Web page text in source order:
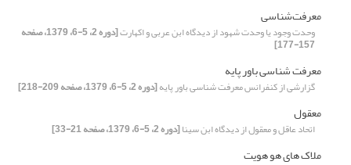
معرفت‌شناسی
وحدت وجود یا وحدت شهود از دیدگاه ابن عربی و اکهارت [دوره 2، 5-6، 1379، صفحه
157-177]
معرفت شناسی باور پایه
گزارشی از کنفرانس معرفت شناسی باور پایه[دوره 2، 5-6، 1379، صفحه 209-218]
معقول
اتحاد عاقل و معقول از دیدگاه ابن سینا[دوره 2، 5-6، 1379، صفحه 21-33]
ملاک های هو هویت